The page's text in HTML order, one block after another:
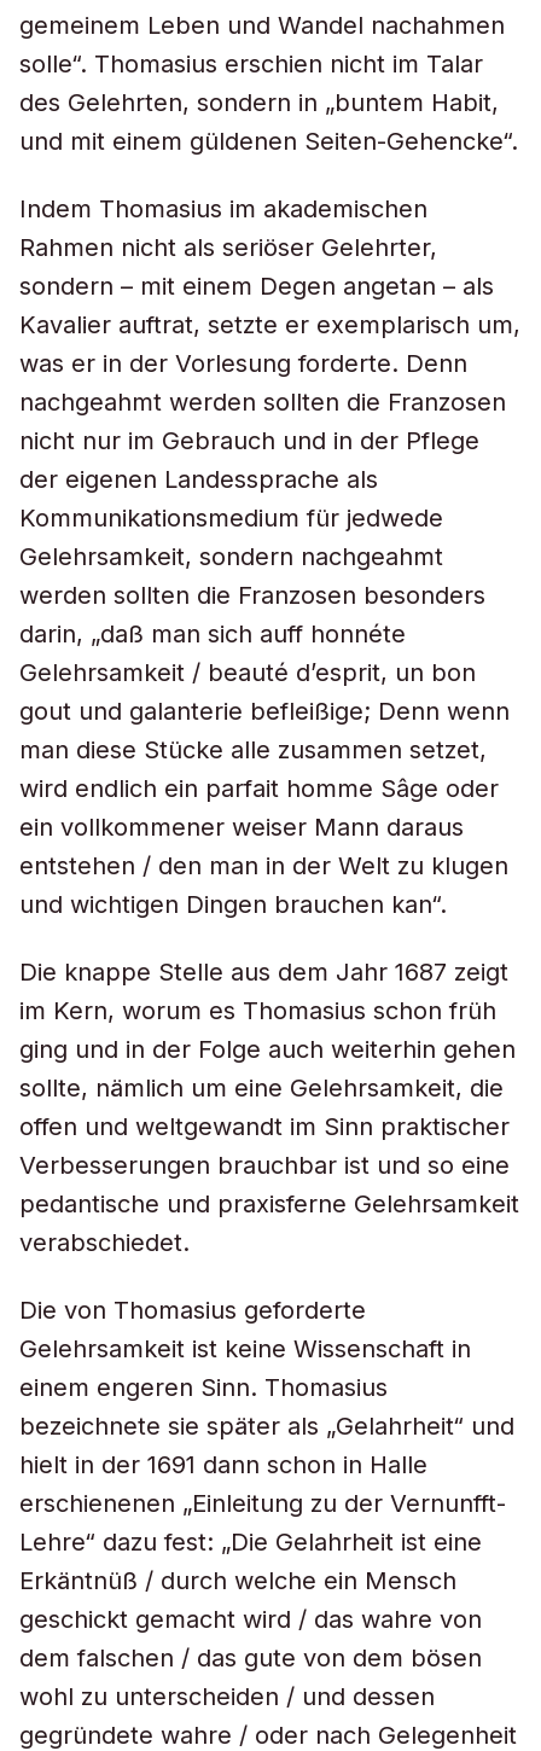
gemeinem Leben und Wandel nachahmen
solle“. Thomasius erschien nicht im Talar
des Gelehrten, sondern in „buntem Habit,
und mit einem güldenen Seiten-Gehencke“.
Indem Thomasius im akademischen
Rahmen nicht als seriöser Gelehrter,
sondern – mit einem Degen angetan – als
Kavalier auftrat, setzte er exemplarisch um,
was er in der Vorlesung forderte. Denn
nachgeahmt werden sollten die Franzosen
nicht nur im Gebrauch und in der Pflege
der eigenen Landessprache als
Kommunikationsmedium für jedwede
Gelehrsamkeit, sondern nachgeahmt
werden sollten die Franzosen besonders
darin, „daß man sich auff honnéte
Gelehrsamkeit / beauté d’esprit, un bon
gout und galanterie befleißige; Denn wenn
man diese Stücke alle zusammen setzet,
wird endlich ein parfait homme Sâge oder
ein vollkommener weiser Mann daraus
entstehen / den man in der Welt zu klugen
und wichtigen Dingen brauchen kan“.
Die knappe Stelle aus dem Jahr 1687 zeigt
im Kern, worum es Thomasius schon früh
ging und in der Folge auch weiterhin gehen
sollte, nämlich um eine Gelehrsamkeit, die
offen und weltgewandt im Sinn praktischer
Verbesserungen brauchbar ist und so eine
pedantische und praxisferne Gelehrsamkeit
verabschiedet.
Die von Thomasius geforderte
Gelehrsamkeit ist keine Wissenschaft in
einem engeren Sinn. Thomasius
bezeichnete sie später als „Gelahrheit“ und
hielt in der 1691 dann schon in Halle
erschienenen „Einleitung zu der Vernunfft-
Lehre“ dazu fest: „Die Gelahrheit ist eine
Erkäntnüß / durch welche ein Mensch
geschickt gemacht wird / das wahre von
dem falschen / das gute von dem bösen
wohl zu unterscheiden / und dessen
gegründete wahre / oder nach Gelegenheit